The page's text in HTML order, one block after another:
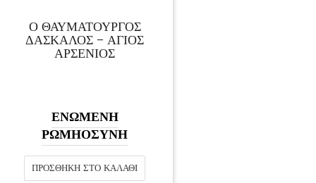
Ο ΘΑΥΜΑΤΟΥΡΓΟΣ
ΔΑΣΚΑΛΟΣ – ΑΓΙΟΣ
ΑΡΣΕΝΙΟΣ
ΕΝΩΜΕΝΗ
ΡΩΜΗΟΣΥΝΗ
ΠΡΟΣΘΉΚΗ ΣΤΟ ΚΑΛΆΘΙ